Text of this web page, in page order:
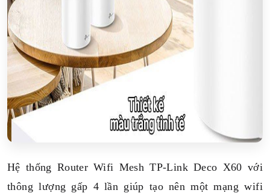
Hệ thống Router Wifi Mesh TP-Link Deco X60 với
thông lượng gấp 4 lần giúp tạo nên một mạng wifi